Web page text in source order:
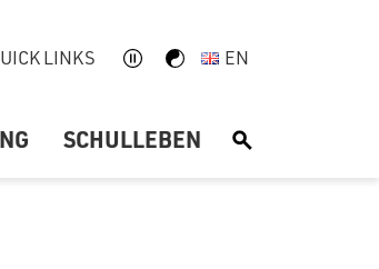
LINKS EN
SCHULLEBEN S